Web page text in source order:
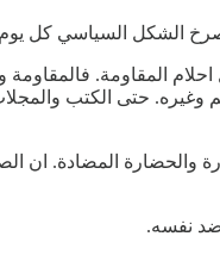
يصرخ الشكل السياسي كل
المقاومة.
وغيره. حتى الكتب
والحضارة المضادة.
ضد نفسه.